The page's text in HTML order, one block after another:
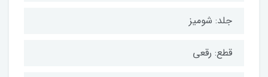
جلد: شومیز
قطع: رقعی